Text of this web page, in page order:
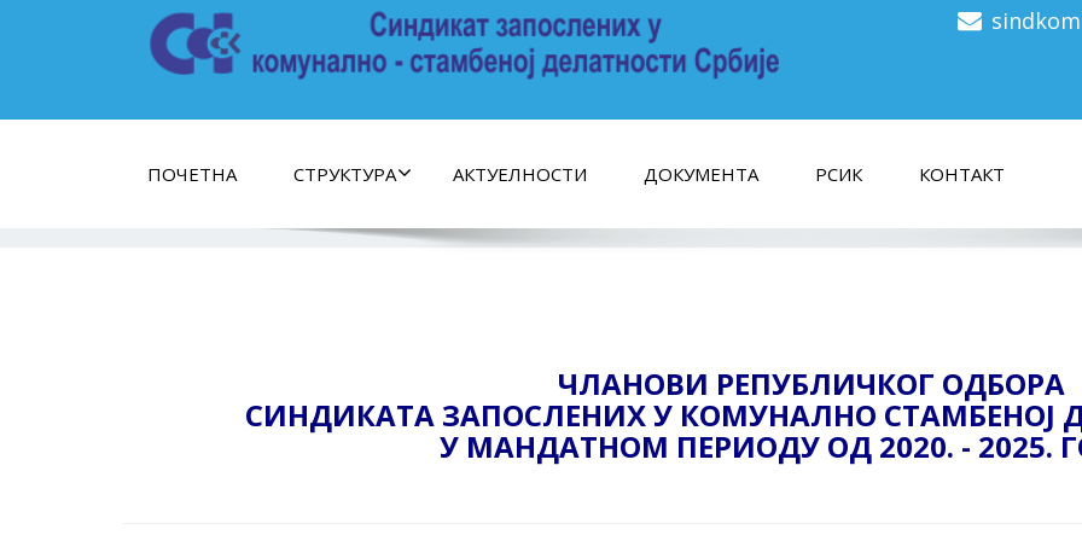
ПОЧЕТНА СТРУКТУРА АКТУЕЛНОСТИ ДОКУМЕНТА РСИК КОНТАКТ
ЧЛАНОВИ РЕПУБЛИЧКОГ ОДБОРА
СИНДИКАТА ЗАПОСЛЕНИХ У КОМУНАЛНО СТАМБЕНОЈ
У МАНДАТНОМ ПЕРИОДУ ОД 2020. - 2025.